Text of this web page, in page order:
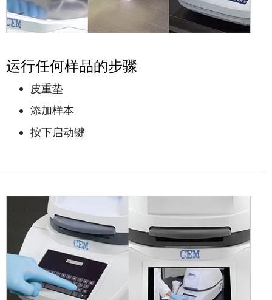
运行任何样品的步骤
皮重垫
添加样本
按下启动键